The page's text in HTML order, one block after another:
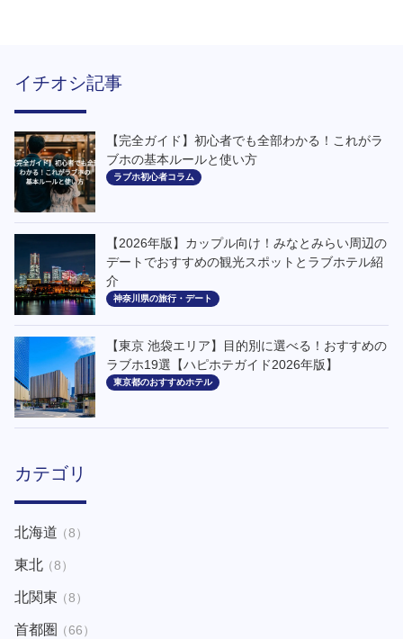
イチオシ記事
【完全ガイド】初心者でも全部わかる！これがラ
ブホの基本ルールと使い方
ラブホ初心者コラム
【2026年版】カップル向け！みなとみらい周辺の
デートでおすすめの観光スポットとラブホテル紹
介
神奈川県の旅行・デート
【東京 池袋エリア】目的別に選べる！おすすめの
ラブホ19選【ハピホテガイド2026年版】
東京都のおすすめホテル
カテゴリ
北海道（8）
東北（8）
北関東（8）
首都圏 （66）